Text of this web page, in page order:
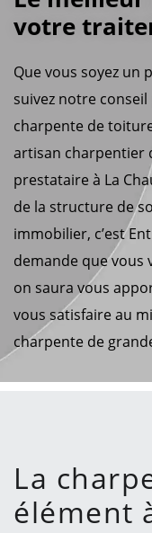
votre
Que vous soyez un
suivez notre
charpente de
artisan charpentier
prestataire à La
de la structure de
immobilier, c’est
demande que vous
on saura vous
vous satisfaire au
charpente de
La
élément